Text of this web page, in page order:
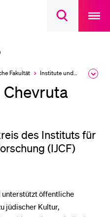
Suchdialog
main
Fakultät Institute und Forschungsstellen
Chevruta
des Instituts für
(IJCF)
öffentliche
jüdischer Kultur,